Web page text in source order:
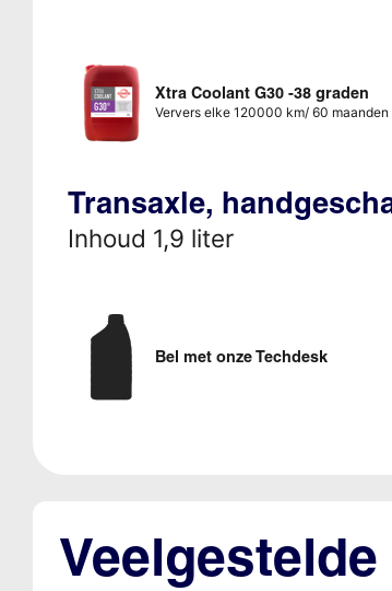
Xtra Coolant G30 -38 graden
Ververs elke 120000 km/ 60 maanden
Transaxle,
Inhoud 1,9 liter
Bel met onze Techdesk